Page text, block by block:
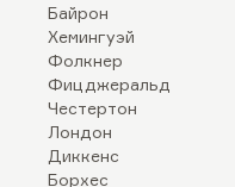
Байрон
Хемингуэй
Фолкнер
Фицджеральд
Честертон
Лондон
Диккенс
Борхес